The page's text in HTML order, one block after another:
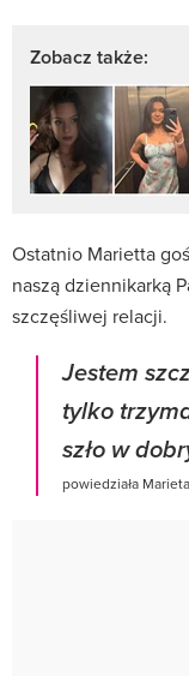
Zobacz także:
Ostatnio Marietta
naszą dziennikarką
szczęśliwej relacji.
Jestem
tylko
szło w
powiedziała